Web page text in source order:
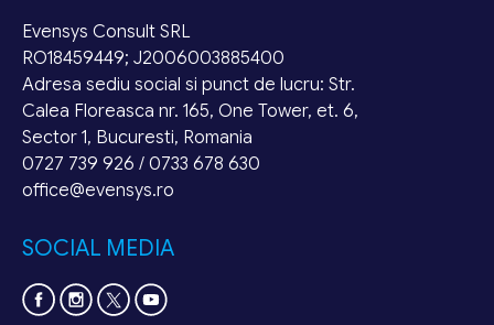
Evensys Consult SRL
RO18459449; J2006003885400
Adresa sediu social si punct de lucru: Str.
Calea Floreasca nr. 165, One Tower, et. 6,
Sector 1, Bucuresti, Romania
0727 739 926 / 0733 678 630
office@evensys.ro
SOCIAL MEDIA